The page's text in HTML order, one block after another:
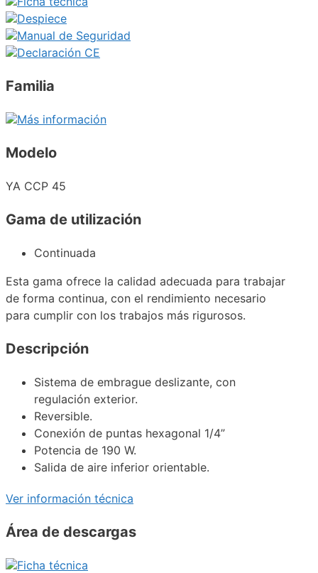
Despiece
Manual de Seguridad
Declaración CE
Familia
Más información
Modelo
YA CCP 45
Gama de utilización
Continuada
Esta gama ofrece la calidad adecuada para trabajar
de forma continua, con el rendimiento necesario
para cumplir con los trabajos más rigurosos.
Descripción
Sistema de embrague deslizante, con
regulación exterior.
Reversible.
Conexión de puntas hexagonal 1/4”
Potencia de 190 W.
Salida de aire inferior orientable.
Ver información técnica
Área de descargas
Ficha técnica